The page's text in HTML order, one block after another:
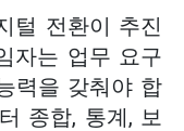
털 전환이 추진
자는 업무 요구
력을 갖춰야 합
종합, 통계, 보